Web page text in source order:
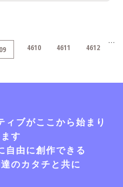
4610 4611 4612 …
ィブがここから始まり
ます
自由に創作できる
のカタチと共に